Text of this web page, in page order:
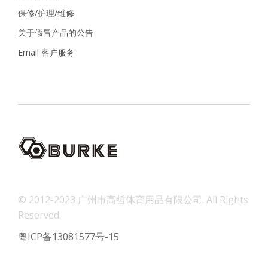
保修/护理/维修
关于假冒产品的公告
Email 客户服务
© 2012-2023 广州市高哲体育用品有限公司. All Rights
Reserved.
粤ICP备13081577号-15